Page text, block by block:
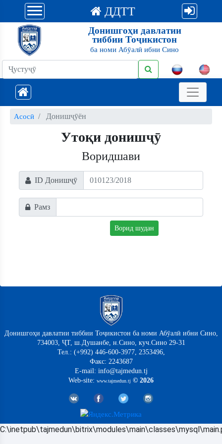
ДДТТ
Донишгоҳи давлатии
тиббии Тоҷикистон
ба номи Абӯалӣ ибни Сино
Асосӣ Донишҷӯён
Утоқи донишҷӯ
Воридшави
ID Донишҷӯ
Рамз
Донишгоҳи давлатии тиббии Тоҷикистон ба номи Абӯалӣ ибни Сино,
734003, ҶТ, ш.Душанбе, н.Сино, куч.Сино 29-31
Тел.: (+992) 446-600-3977, 2353496,
Факс: 2243687
E-mail: info@tajmedun.tj
Web-site: www.tajmedun.tj © 2026